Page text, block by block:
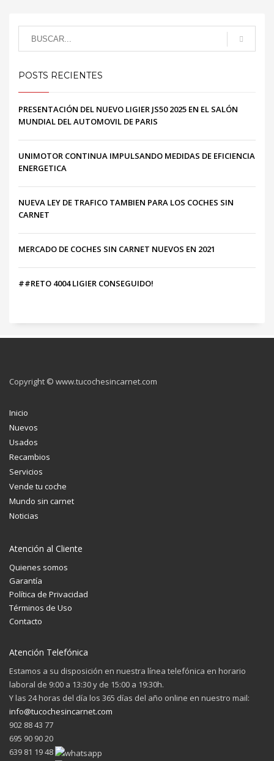
POSTS RECIENTES
PRESENTACIÓN DEL NUEVO LIGIER JS50 2025 EN EL SALÓN
MUNDIAL DEL AUTOMOVIL DE PARIS
UNIMOTOR CONTINUA IMPULSANDO MEDIDAS DE EFICIENCIA
ENERGETICA
NUEVA LEY DE TRAFICO TAMBIEN PARA LOS COCHES SIN
CARNET
MERCADO DE COCHES SIN CARNET NUEVOS EN 2021
##RETO 4004 LIGIER CONSEGUIDO!
Copyright © www.tucochesincarnet.com
Inicio
Nuevos
Usados
Recambios
Servicios
Vende tu coche
Mundo sin carnet
Noticias
Atención al Cliente
Quienes somos
Garantía
Política de Privacidad
Términos de Uso
Contacto
Atención Telefónica
Estamos a su disposición en nuestra línea telefónica en horario
laboral de 9:00 a 13:30 y de 15:00 a 19:30h.
Y las 24 horas del día los 365 días del año online en nuestro mail:
info@tucochesincarnet.com
902 88 43 77
695 90 90 20
639 81 19 48